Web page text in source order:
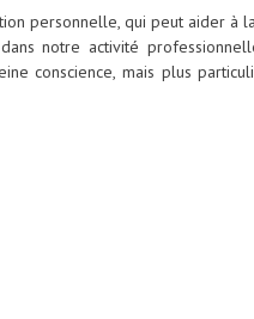
personnelle, qui peut aider à
notre activité
conscience, mais plus